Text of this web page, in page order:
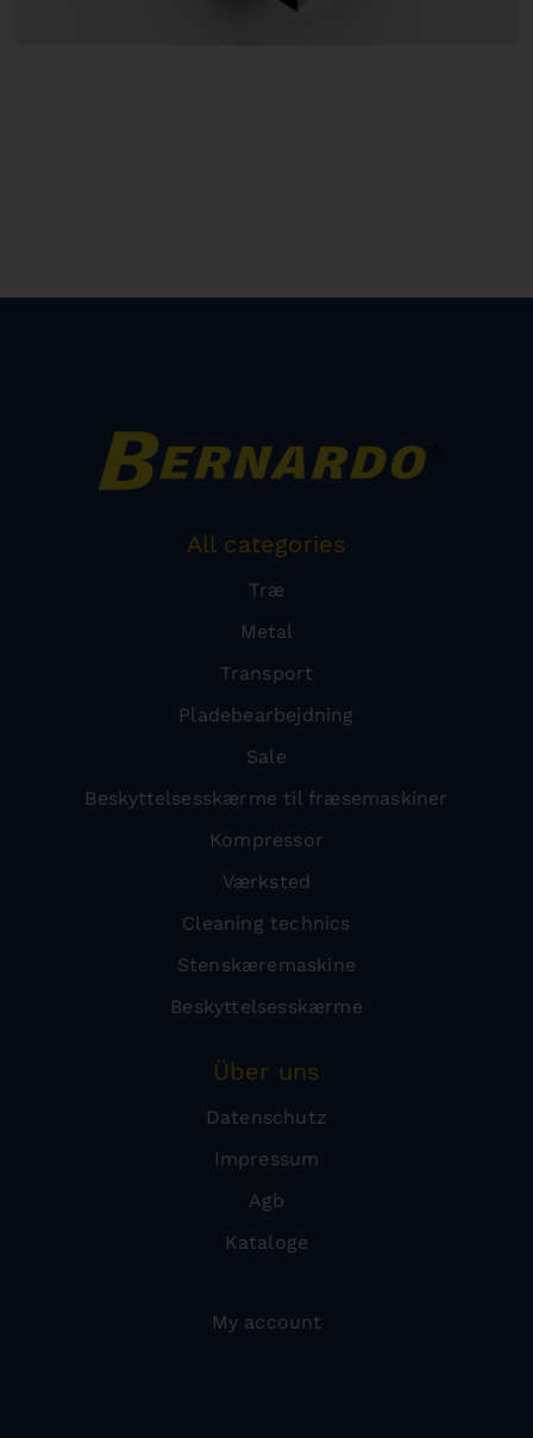
All categories
Træ
Metal
Transport
Pladebearbejdning
Sale
Beskyttelsesskærme til fræsemaskiner
Kompressor
Værksted
Cleaning technics
Stenskæremaskine
Beskyttelsesskærme
Über uns
Datenschutz
Impressum
Agb
Kataloge
My account